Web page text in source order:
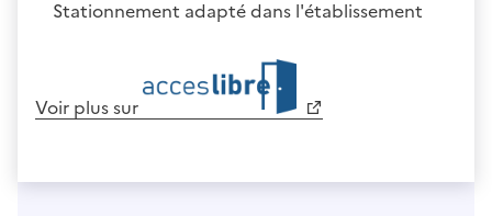
Stationnement adapté dans l'établissement
Voir plus sur